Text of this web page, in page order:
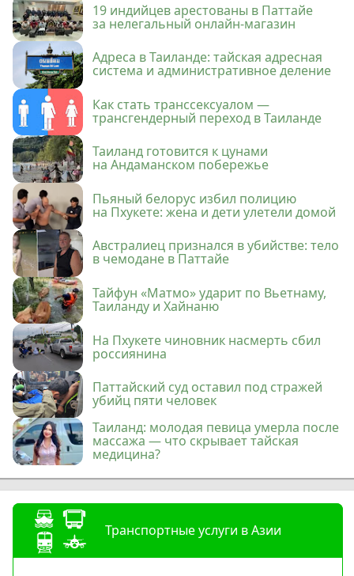
19 индийцев арестованы в Паттайе
за нелегальный онлайн-магазин
Адреса в Таиланде: тайская адресная
система и административное деление
Как стать транссексуалом —
трансгендерный переход в Таиланде
Таиланд готовится к цунами
на Андаманском побережье
Пьяный белорус избил полицию
на Пхукете: жена и дети улетели домой
Австралиец признался в убийстве: тело
в чемодане в Паттайе
Тайфун «Матмо» ударит по Вьетнаму,
Таиланду и Хайнаню
На Пхукете чиновник насмерть сбил
россиянина
Паттайский суд оставил под стражей
убийц пяти человек
Таиланд: молодая певица умерла после
массажа — что скрывает тайская
медицина?
Транспортные услуги в Азии